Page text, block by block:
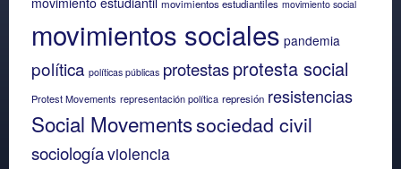
movimientos estudiantiles movimiento social
movimientos sociales pandemia
política políticas públicas protestasprotesta social
Protest Movements representación política represión resistencias
Social Movementssociedad civil
sociologíaviolencia